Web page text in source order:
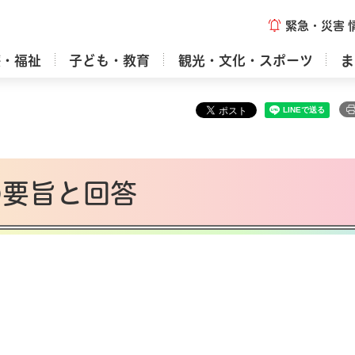
緊急・災害
福祉 子ども・教育 観光・文化・スポーツ
旨と回答